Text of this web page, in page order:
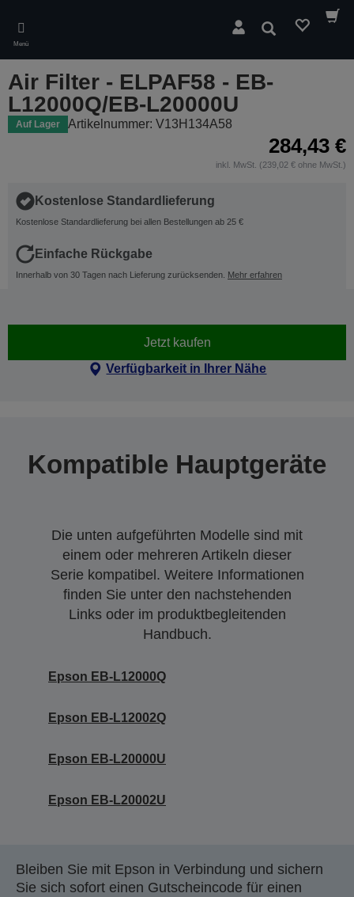
main
content
Menü
Suchen
Air Filter - ELPAF58 - EB-
L12000Q/EB-L20000U
Auf Lager Artikelnummer: V13H134A58
284,43 €
inkl. MwSt. (239,02 € ohne MwSt.)
Kostenlose Standardlieferung
Kostenlose Standardlieferung bei allen Bestellungen ab 25 €
Einfache Rückgabe
Innerhalb von 30 Tagen nach Lieferung zurücksenden. Mehr erfahren
Jetzt kaufen
Verfügbarkeit in Ihrer Nähe
Kompatible Hauptgeräte
Die unten aufgeführten Modelle sind mit
einem oder mehreren Artikeln dieser
Serie kompatibel. Weitere Informationen
finden Sie unter den nachstehenden
Links oder im produktbegleitenden
Handbuch.
Epson EB-L12000Q
Epson EB-L12002Q
Epson EB-L20000U
Epson EB-L20002U
Bleiben Sie mit Epson in Verbindung und sichern
Sie sich sofort einen Gutscheincode für einen